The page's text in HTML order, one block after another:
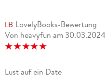
LovelyBooks-Bewertung
Von heavyfun am 30.03.2024
Lust auf ein Date